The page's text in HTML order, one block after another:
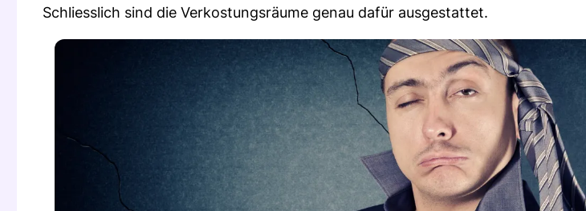
Schliesslich sind die Verkostungsräume genau dafür ausgestattet.